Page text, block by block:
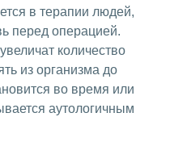
в терапии людей,
перед операцией.
количество
из организма до
во время или
аутологичным